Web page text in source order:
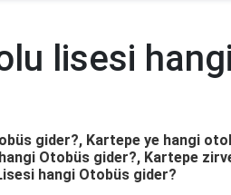
lisesi hangi
gider?, Kartepe ye hangi
Otobüs gider?, Kartepe
hangi Otobüs gider?